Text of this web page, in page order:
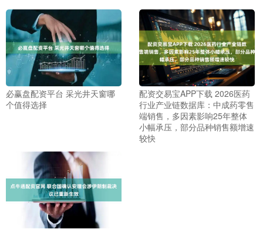
必赢盘配资平台 采光井天窗哪
个值得选择
配资交易宝APP下载 2026医药
行业产业链数据库：中成药零售
端销售，多因素影响25年整体
小幅承压，部分品种销售额增速
较快